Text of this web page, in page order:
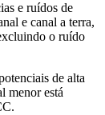
e ruídos de
e canal a terra,
o ruído
de alta
menor está